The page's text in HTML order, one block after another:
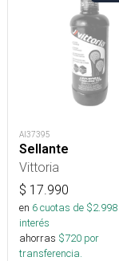
AI37395
Sellante
Vittoria
$ 17.990
en 6cuotas de $2.998
interés
ahorras $720 por
transferencia.